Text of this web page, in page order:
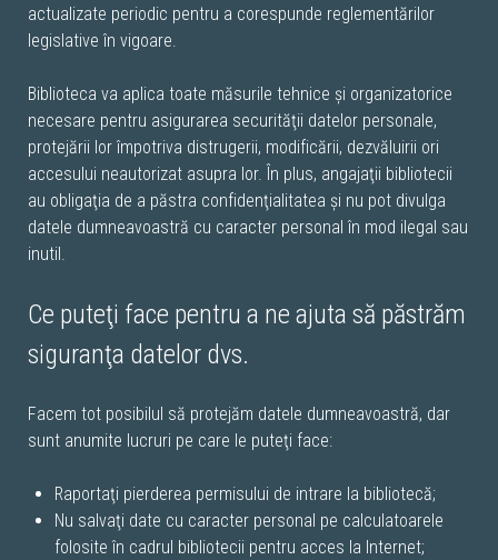
actualizate periodic pentru a corespunde reglementărilor
legislative în vigoare.
Biblioteca va aplica toate măsurile tehnice şi organizatorice
necesare pentru asigurarea securităţii datelor personale,
protejării lor împotriva distrugerii, modificării, dezvăluirii ori
accesului neautorizat asupra lor. În plus, angajaţii bibliotecii
au obligaţia de a păstra confidenţialitatea şi nu pot divulga
datele dumneavoastră cu caracter personal în mod ilegal sau
inutil.
Ce puteţi face pentru a ne ajuta să păstrăm
siguranţa datelor dvs.
Facem tot posibilul să protejăm datele dumneavoastră, dar
sunt anumite lucruri pe care le puteţi face:
Raportaţi pierderea permisului de intrare la bibliotecă;
Nu salvaţi date cu caracter personal pe calculatoarele
folosite în cadrul bibliotecii pentru acces la Internet;